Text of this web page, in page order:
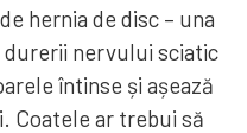
hernia de disc – una
nervului sciatic
întinse și așează
Coatele ar trebui să